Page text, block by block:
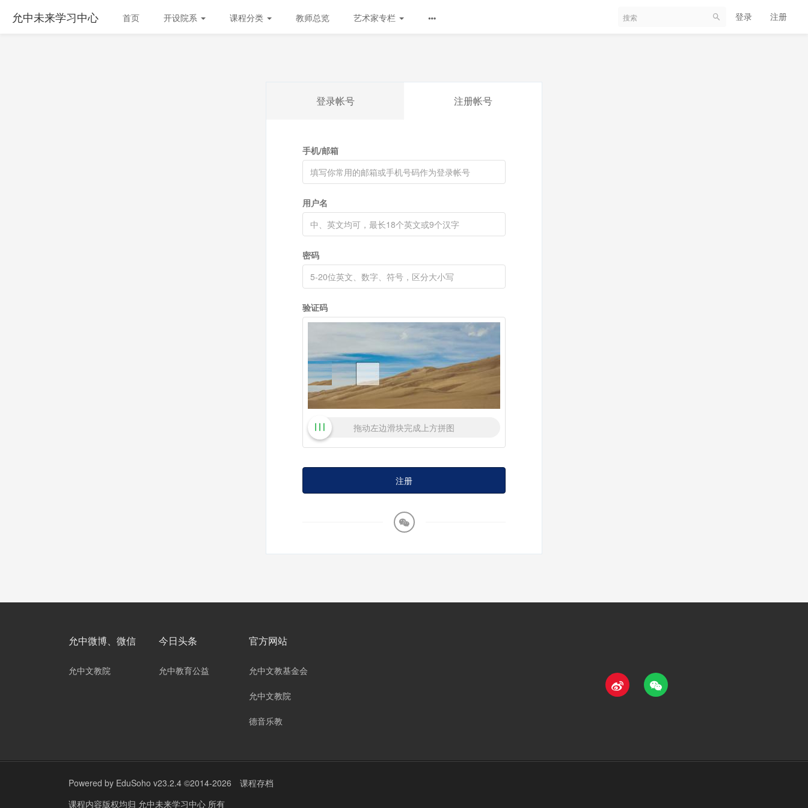
允中未来学习中心 首页 开设院系 课程分类 教师总览 艺术家专栏 登录 注册
登录帐号 注册帐号
手机/邮箱
用户名
密码
验证码
拖动左边滑块完成上方拼图
注册
允中微博、微信
允中文教院
今日头条
允中教育公益
官方网站
允中文教基金会
允中文教院
德音乐教
Powered by EduSoho v23.2.4 ©2014-2026
课程存档
课程内容版权均归 允中未来学习中心 所有